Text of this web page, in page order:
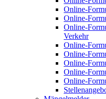
Online-
Online-
Online-
Verkehr
Online-
Online-
Online-
Online-
Online-